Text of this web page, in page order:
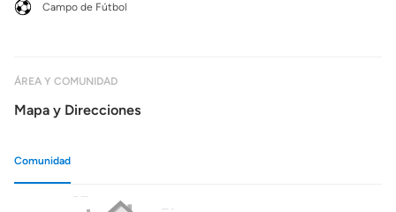
Campo de Fútbol
ÁREA Y COMUNIDAD
Mapa y Direcciones
Comunidad